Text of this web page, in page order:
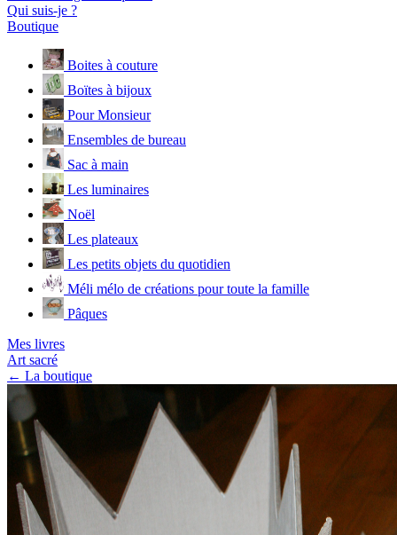
Qui suis-je ?
Boutique
Boites à couture
Boïtes à bijoux
Pour Monsieur
Ensembles de bureau
Sac à main
Les luminaires
Noël
Les plateaux
Les petits objets du quotidien
Méli mélo de créations pour toute la famille
Pâques
Mes livres
Art sacré
← La boutique